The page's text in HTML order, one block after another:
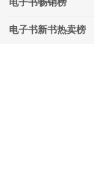
电子书畅销榜
电子书新书热卖榜